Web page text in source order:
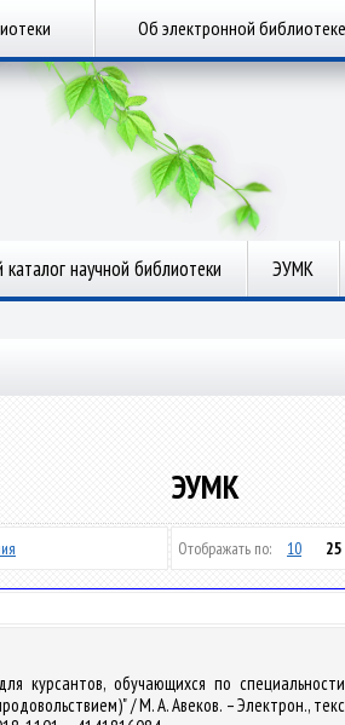
Об электронной библиотеке
научной библиотеки ЭУМК
ЭУМК
Отображать по: 10 25
курсантов, обучающихся по
/ М. А. Авеков. – Электрон.,